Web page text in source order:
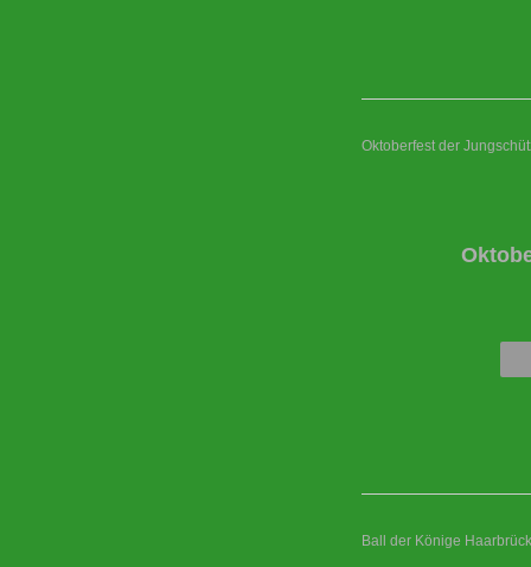
Oktoberfest der
Ball der Könige